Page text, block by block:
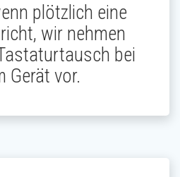
plötzlich eine
wir nehmen
bei
Gerät vor.